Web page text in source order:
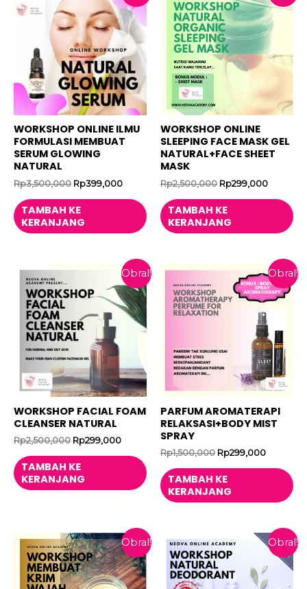
WORKSHOP ONLINE ILMU
FORMULASI MEMBUAT
SERUM GLOWING
NATURAL
Rp3,500,000 Harga
adalah:
Rp3,500,000.
Rp399,000Harga
adalah:
Rp399,000.
TAMBAH KE
KERANJANG
WORKSHOP ONLINE
SLEEPING FACE MASK GEL
NATURAL+FACE SHEET
MASK
Rp2,500,000 Harga
adalah:
Rp2,500,000.
Rp299,000Harga
adalah:
TAMBAH KE
KERANJANG
Obral!
WORKSHOP FACIAL FOAM
CLEANSER NATURAL
Rp2,500,000 Harga
adalah:
Rp2,500,000.
Rp299,000Harga
adalah:
Rp299,000.
TAMBAH KE
KERANJANG
Obral!
PARFUM AROMATERAPI
RELAKSASI+BODY MIST
SPRAY
Rp1,500,000 Harga
adalah:
Rp1,500,000.
Rp299,000Harga
adalah:
TAMBAH KE
KERANJANG
Obral! Obral!